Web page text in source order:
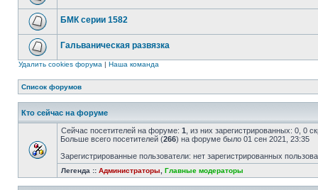
БМК серии 1582
Гальваническая развязка
Удалить cookies форума | Наша команда
Список форумов
Кто сейчас на форуме
Сейчас посетителей на форуме: 1 , из них зарегистрированных: 0, 0
Больше всего посетителей (266) на форуме было 01 сен 2021, 23:35
Зарегистрированные пользователи: нет зарегистрированных
Легенда :: Администраторы Главные модераторы